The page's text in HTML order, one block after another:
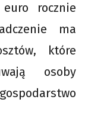
rocznie
ma
które
osoby